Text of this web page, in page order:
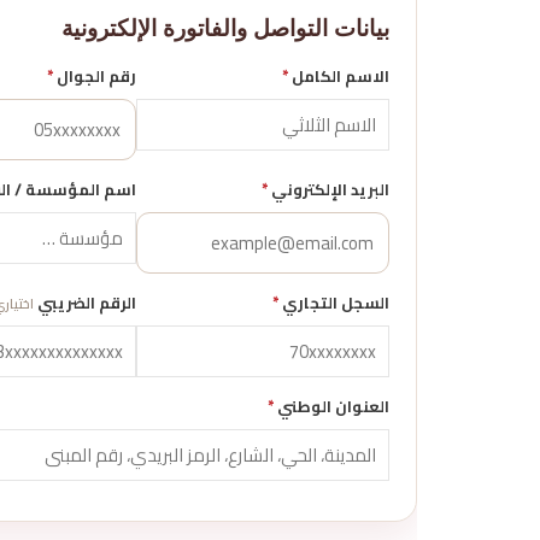
بيانات التواصل والفاتورة الإلكترونية
الاسم الكامل* رقم الجوال*
البريد الإلكتروني* اسم المؤسسة /
السجل التجاري* الرقم الضريبي
العنوان الوطني*